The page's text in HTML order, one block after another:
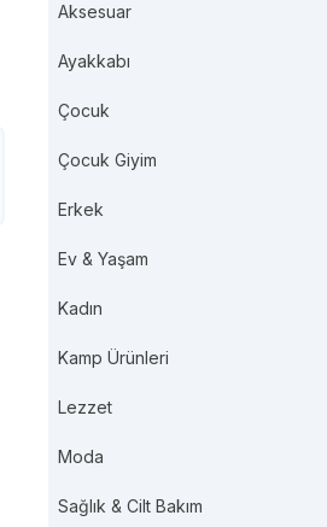
Aksesuar
Ayakkabı
Çocuk
Çocuk Giyim
Erkek
Ev & Yaşam
Kadın
Kamp Ürünleri
Lezzet
Moda
Sağlık & Cilt Bakım